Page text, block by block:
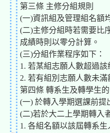
第三條 主修分組規則
(一)資訊組及管理組名額
(二)主修分組時若需要比
成績時則以零分計算。
(三)分組作業程序如下：
1. 若某組志願人數超過
2. 若有組別志願人數未
第四條 轉系生及轉學生
(一) 於轉入學期選課前提
(二)若於大二上學期轉入
1. 各組名額以該屆轉系